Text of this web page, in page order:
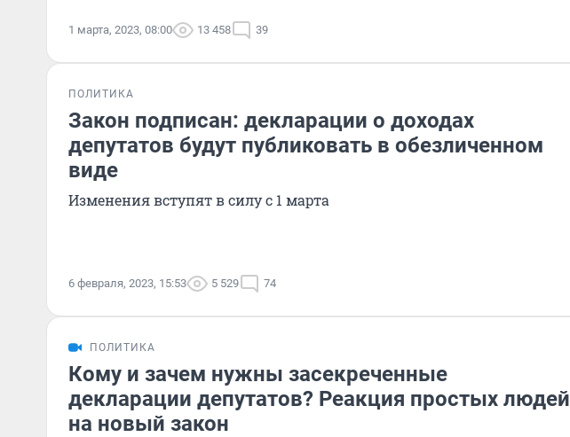
1 марта, 2023, 08:00 13 458 39
ПОЛИТИКА
Закон подписан: декларации о доходах
депутатов будут публиковать в обезличенном
виде
Изменения вступят в силу с 1 марта
6 февраля, 2023, 15:53 5 529 74
ПОЛИТИКА
Кому и зачем нужны засекреченные
декларации депутатов? Реакция простых людей
на новый закон